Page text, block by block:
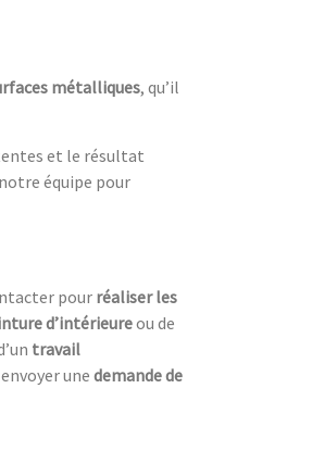
métalliques, qu’il
et le résultat
équipe pour
pour réaliser les
d’intérieureou de
travail
unedemande de